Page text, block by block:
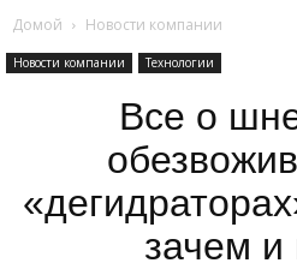
Домой Новости компании
Новости компании Технологии
Все о
зачем и